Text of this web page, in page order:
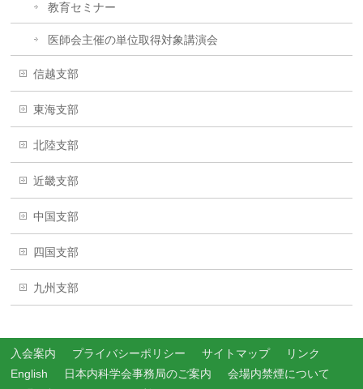
教育セミナー
医師会主催の単位取得対象講演会
信越支部
東海支部
北陸支部
近畿支部
中国支部
四国支部
九州支部
入会案内 プライバシーポリシー サイトマップ
リンク
English
日本内科学会事務局のご案内
会場内禁煙について